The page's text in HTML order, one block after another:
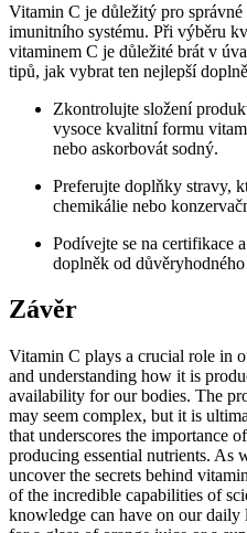
Vitamin C je důležitý pro správné
imunitního systému. Při výběru
vitaminem C je důležité brát v
tipů, jak vybrat ten nejlepší
Zkontrolujte složení
vysoce kvalitní formu
nebo askorbovát sodný.
Preferujte doplňky stravy,
chemikálie nebo
Podívejte se na certifikace
doplněk od
Závěr
Vitamin C plays a crucial role in
and understanding how it is
availability for our bodies. The
may seem complex, but it is
that underscores the importance
producing essential nutrients. As
uncover the secrets behind
of the incredible capabilities of
knowledge can have on our daily